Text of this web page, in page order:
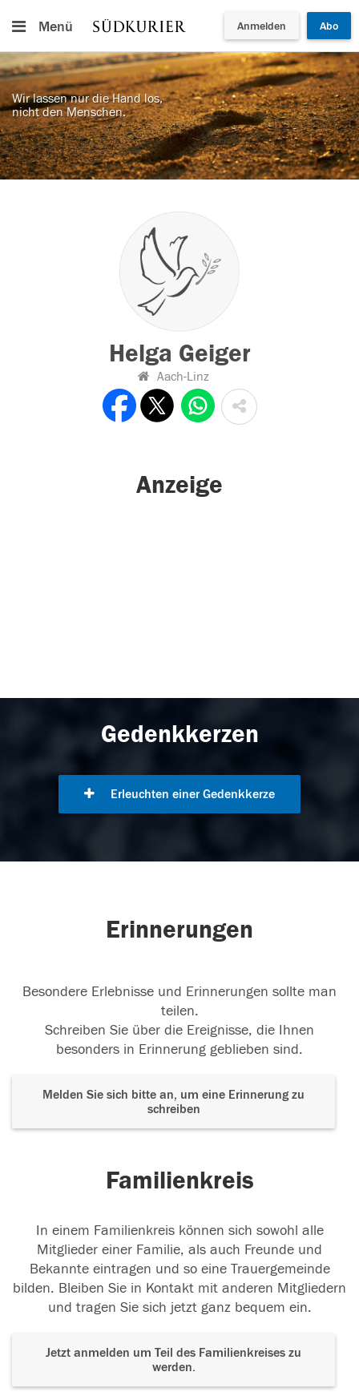
Menü Anmelden Abo
Wir lassen nur die Hand los,
nicht den Menschen.
Helga Geiger
Aach-Linz
Anzeige
Gedenkkerzen
Erleuchten einer Gedenkkerze
Erinnerungen
Besondere Erlebnisse und Erinnerungen sollte man
teilen.
Schreiben Sie über die Ereignisse, die Ihnen
besonders in Erinnerung geblieben sind.
Melden Sie sich bitte an, um eine Erinnerung zu
schreiben
Familienkreis
In einem Familienkreis können sich sowohl alle
Mitglieder einer Familie, als auch Freunde und
Bekannte eintragen und so eine Trauergemeinde
bilden. Bleiben Sie in Kontakt mit anderen Mitgliedern
und tragen Sie sich jetzt ganz bequem ein.
Jetzt anmelden um Teil des Familienkreises zu
werden.